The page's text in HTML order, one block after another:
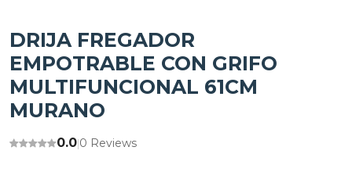
DRIJA FREGADOR
EMPOTRABLE CON GRIFO
MULTIFUNCIONAL 61CM
MURANO
0.0|0 Reviews